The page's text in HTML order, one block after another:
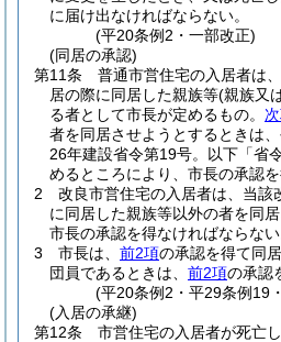
に届け出なければならない。
(平20条例2・一部改正)
(同居の承認)
第11条
普通市営住宅の入居者は
居の際に同居した親族等(親族又
る者として市長が定めるもの。
者を同居させようとするときは
26年建設省令第19号。以下「省
めるところにより、市長の承認を
2
改良市営住宅の入居者は、当該
に同居した親族等以外の者を同
市長の承認を得なければならない
3
市長は、 前2項の承認を得て同
団員であるときは、 前2項の承認
(平20条例2・平29条例19
(入居の承継)
第12条
市営住宅の入居者が死亡